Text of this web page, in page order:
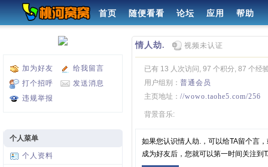
首页 随便看看 论坛 应用 帮助
加为好友
给我留言
打个招呼
发送消息
违规举报
个人菜单
个人资料
情人劫. 视频未认证
已有 13 人次访问, 97 个积分, 87 个经
用户组别： 普通会员
主页地址： //wowo.taohe5.com/256
背景音乐:
如果您认识情人劫.，可以给TA留个言
成为好友后，您就可以第一时间关注到